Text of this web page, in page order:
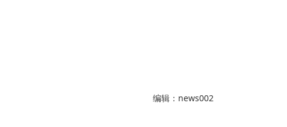
编辑：news002